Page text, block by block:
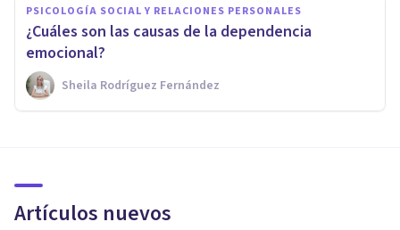
PSICOLOGÍA SOCIAL Y RELACIONES PERSONALES
¿Cuáles son las causas de la dependencia
emocional?
Sheila Rodríguez Fernández
Artículos nuevos